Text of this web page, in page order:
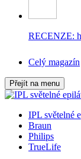
RECENZE:
Celý magazín
Přejít na menu
IPL světelné
Braun
Philips
TrueLife